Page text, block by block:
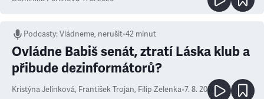
Podcasty:Vládneme, nerušit•42 minut
Ovládne Babiš senát, ztratí Láska klub a
přibude dezinformátorů?
Kristýna Jelínková, František Trojan, Filip Zelenka•7. 8. 2026